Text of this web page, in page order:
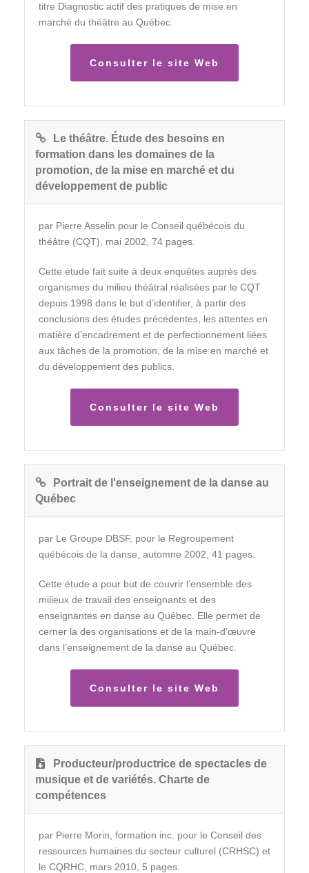
titre Diagnostic actif des pratiques de mise en
marché du théâtre au Québec.
Consulter le site Web
Le théâtre. Étude des besoins en
formation dans les domaines de la
promotion, de la mise en marché et du
développement de public
par Pierre Asselin pour le Conseil québécois du
théâtre (CQT), mai 2002, 74 pages.
Cette étude fait suite à deux enquêtes auprès des
organismes du milieu théâtral réalisées par le CQT
depuis 1998 dans le but d’identifier, à partir des
conclusions des études précédentes, les attentes en
matière d’encadrement et de perfectionnement liées
aux tâches de la promotion, de la mise en marché et
du développement des publics.
Consulter le site Web
Portrait de l'enseignement de la danse au
Québec
par Le Groupe DBSF, pour le Regroupement
québécois de la danse, automne 2002, 41 pages.
Cette étude a pour but de couvrir l’ensemble des
milieux de travail des enseignants et des
enseignantes en danse au Québec. Elle permet de
cerner la des organisations et de la main-d’œuvre
dans l’enseignement de la danse au Québec.
Consulter le site Web
Producteur/productrice de spectacles de
musique et de variétés. Charte de
compétences
par Pierre Morin, formation inc. pour le Conseil des
ressources humaines du secteur culturel (CRHSC) et
le CQRHC, mars 2010, 5 pages.